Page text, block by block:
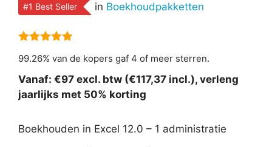
#1 Best Seller in Boekhoudpakketten
99.26% van de kopers gaf 4 of meer sterren.
Vanaf: €97 excl. btw (€117,37 incl.), verleng
jaarlijks met 50% korting
Boekhouden in Excel 12.0 – 1 administratie